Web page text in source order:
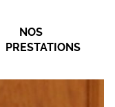
NOS
PRESTATIONS